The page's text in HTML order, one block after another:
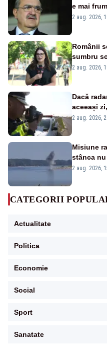
e mai
țipă mai
2 aug. 2026,
Românii
sumbru
2 aug. 2026,
Dacă
aceeași
Ce spune
2 aug. 2026,
Misiune
stânca
detonările
2 aug. 2026,
CATEGORII
Actualitate
Politica
Economie
Social
Sport
Sanatate